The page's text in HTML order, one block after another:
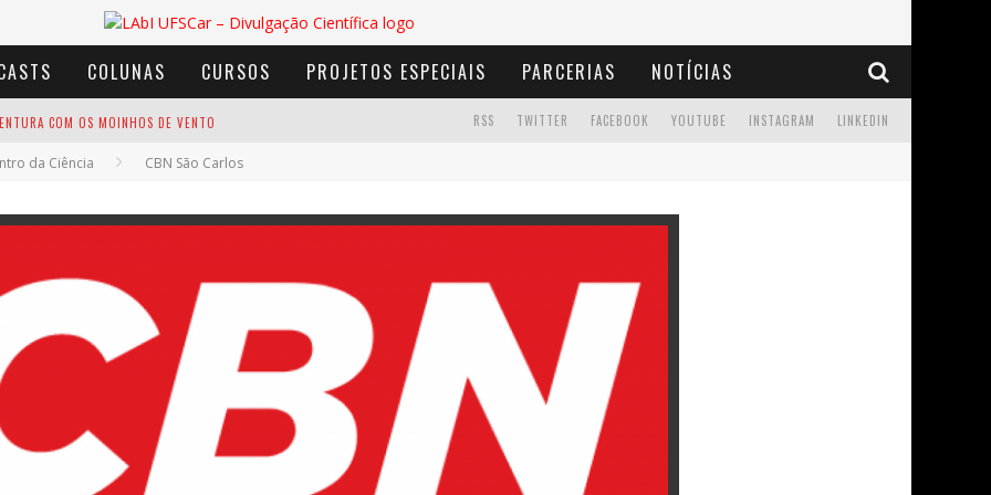
COLUNAS CURSOS PROJETOS ESPECIAIS PARCERIAS NOTÍCIAS
COM OS MOINHOS DE VENTO LINKEDIN
INSTAGRAM
YOUTUBE
FACEBOOK
TWITTER
RSS
da Ciência CBN São Carlos